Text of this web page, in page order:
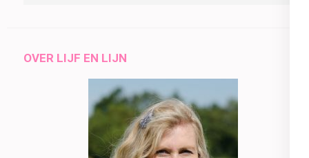
OVER LIJF EN LIJN